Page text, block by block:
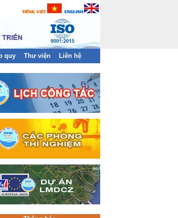
quy Thư viện Liên hệ